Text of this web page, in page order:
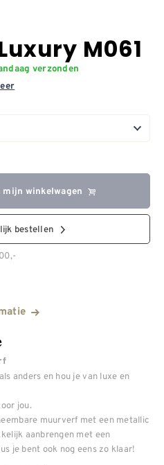
M061
verzonden
mijn winkelwagen
bestellen
anders en hou je van luxe en
jou.
muurverf met een metallic
aanbrengen met een
je bent ook nog eens zo klaar!